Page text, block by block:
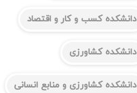
دانشکده کسب و کار و اقتصاد
دانشکده کشاورزی
دانشکده کشاورزی و منابع انسانی